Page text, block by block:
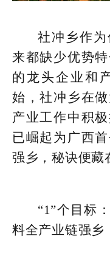
社冲乡作
来都缺少优势
的龙头企业和
始，社冲乡在
产业工作中积
已崛起为广西
强乡，秘诀便藏
“1”个目标
料全产业链强乡